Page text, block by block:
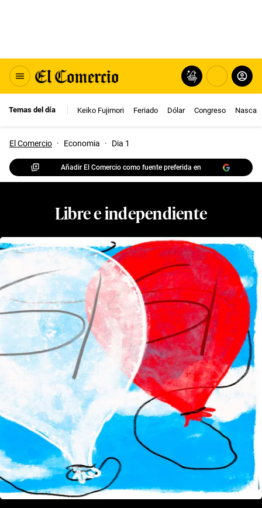
Temas del día Keiko Fujimori Feriado Dólar Congreso Nasca
El Comercio · Economia · Dia 1
Añadir El Comercio como fuente preferida en
Libre e independiente